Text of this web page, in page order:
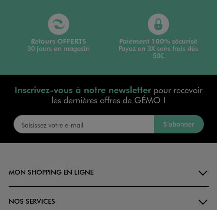
Retours OFFERTS
30 jours en magasin
Paiement 100% sécurisé
Payez en 3X sans frais dès
50€
Inscrivez-vous à notre newsletterpour recevoir
les dernières offres de GÉMO !
S’abonner
MON SHOPPING EN LIGNE
NOS SERVICES